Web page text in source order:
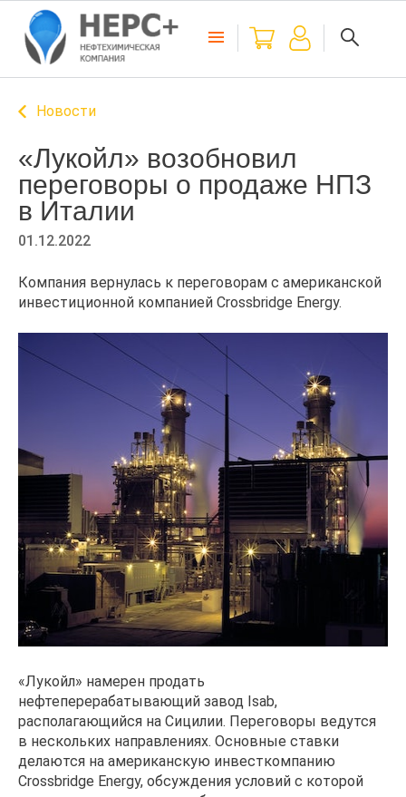
Новости
«Лукойл» возобновил
переговоры о продаже НПЗ
в Италии
01.12.2022
Компания вернулась к переговорам с американской
инвестиционной компанией Crossbridge Energy.
«Лукойл» намерен продать
нефтеперерабатывающий завод Isab,
располагающийся на Сицилии. Переговоры ведутся
в нескольких направлениях. Основные ставки
делаются на американскую инвесткомпанию
Crossbridge Energy, обсуждения условий с которой